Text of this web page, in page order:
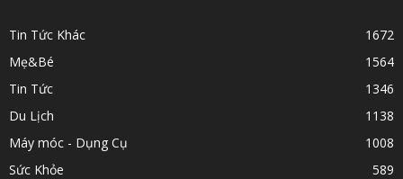
Tin Tức Khác
1672
Mẹ&Bé
1564
Tin Tức
1346
Du Lịch
1138
Máy móc - Dụng Cụ
1008
Sức Khỏe
589